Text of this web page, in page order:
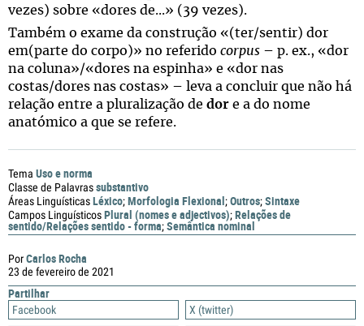
PorCarlos Rocha
23 de fevereiro de 2021
Partilhar
Facebook
X (twitter)
vezes) sobre «dores de...» (39 vezes).
Também o exame da construção «(ter/sentir) dor
em(parte do corpo)» no referido corpus – p. ex., «dor
na coluna»/«dores na espinha» e «dor nas
costas/dores nas costas» – leva a concluir que não há
relação entre a pluralização de dor e a do nome
anatómico a que se refere.
Tema Uso e norma
Classe de Palavrassubstantivo
Áreas LinguísticasLéxico;Morfologia Flexional;Outros;Sintaxe
Campos LinguísticosPlural (nomes e adjectivos);Relações de
sentido/Relações sentido - forma;Semântica nominal